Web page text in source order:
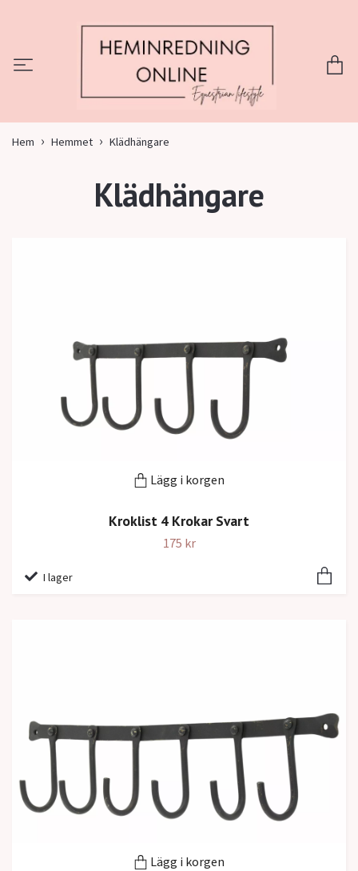
Hem Hemmet Klädhängare
Klädhängare
Lägg i korgen
Kroklist 4 Krokar Svart
175 kr
I lager
Lägg i korgen